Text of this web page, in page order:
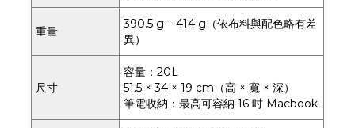
重量
390.5 g – 414 g（依布料與配色略有差
異）
尺寸
容量：20L
51.5 × 34 × 19 cm（高 × 寬 × 深）
筆電收納：最高可容納 16 吋 Macbook